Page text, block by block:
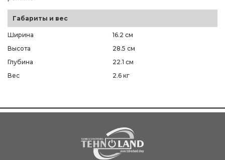
Габариты и вес
Ширина
16.2 см
Высота
28.5 см
Глубина
22.1 см
Вес
2.6 кг